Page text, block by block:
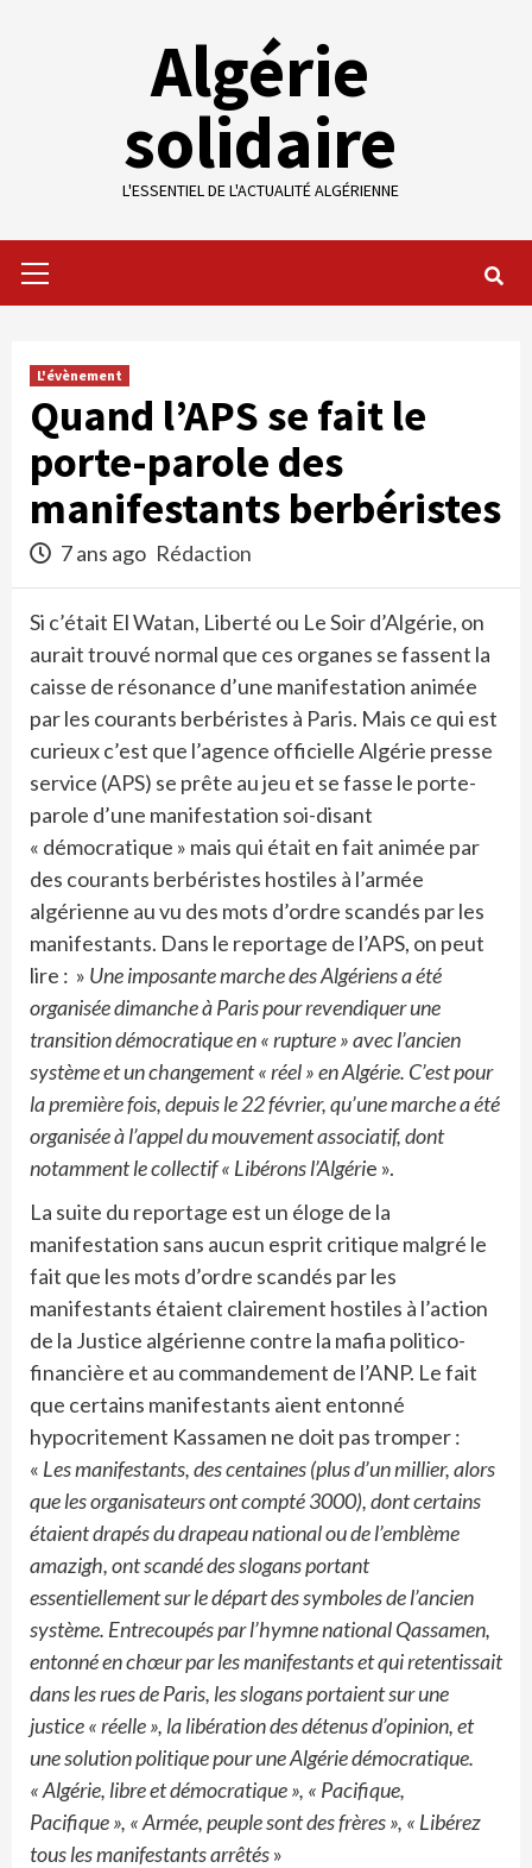
Algérie
solidaire
L'ESSENTIEL DE L'ACTUALITÉ ALGÉRIENNE
Menu
L'évènement
Quand l’APS se fait le
porte-parole des
manifestants berbéristes
7 ans ago Rédaction
Si c’était El Watan, Liberté ou Le Soir d’Algérie, on
aurait trouvé normal que ces organes se fassent la
caisse de résonance d’une manifestation animée
par les courants berbéristes à Paris. Mais ce qui est
curieux c’est que l’agence officielle Algérie presse
service (APS) se prête au jeu et se fasse le porte-
parole d’une manifestation soi-disant
« démocratique » mais qui était en fait animée par
des courants berbéristes hostiles à l’armée
algérienne au vu des mots d’ordre scandés par les
manifestants. Dans le reportage de l’APS, on peut
lire : » Une imposante marche des Algériens a été
organisée dimanche à Paris pour revendiquer une
transition démocratique en « rupture » avec l’ancien
système et un changement « réel » en Algérie. C’est pour
la première fois, depuis le 22 février, qu’une marche a été
organisée à l’appel du mouvement associatif, dont
notamment le collectif « Libérons l’Algérie ».
La suite du reportage est un éloge de la
manifestation sans aucun esprit critique malgré le
fait que les mots d’ordre scandés par les
manifestants étaient clairement hostiles à l’action
de la Justice algérienne contre la mafia politico-
financière et au commandement de l’ANP. Le fait
que certains manifestants aient entonné
hypocritement Kassamen ne doit pas tromper :
« Les manifestants, des centaines (plus d’un millier, alors
que les organisateurs ont compté 3000), dont certains
étaient drapés du drapeau national ou de l’emblème
amazigh, ont scandé des slogans portant
essentiellement sur le départ des symboles de l’ancien
système. Entrecoupés par l’hymne national Qassamen,
entonné en chœur par les manifestants et qui retentissait
dans les rues de Paris, les slogans portaient sur une
justice « réelle », la libération des détenus d’opinion, et
une solution politique pour une Algérie démocratique.
« Algérie, libre et démocratique », « Pacifique,
Pacifique », « Armée, peuple sont des frères », « Libérez
tous les manifestants arrêtés»